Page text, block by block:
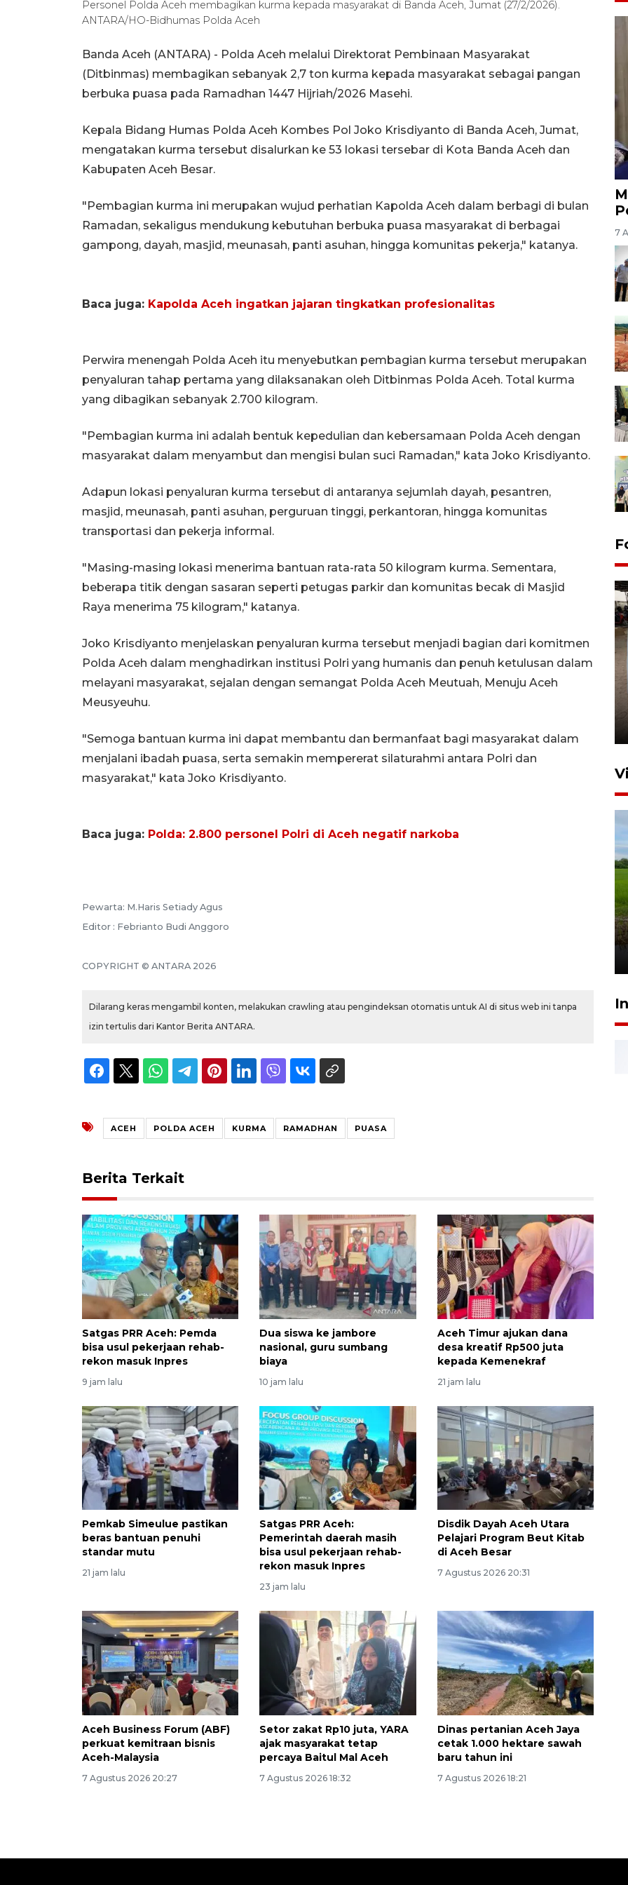
Personel Polda Aceh membagikan kurma kepada masyarakat di Banda Aceh, Jumat (27/2/2026).
ANTARA/HO-Bidhumas Polda Aceh
Banda Aceh (ANTARA) - Polda Aceh melalui Direktorat Pembinaan Masyarakat
(Ditbinmas) membagikan sebanyak 2,7 ton kurma kepada masyarakat sebagai pangan
berbuka puasa pada Ramadhan 1447 Hijriah/2026 Masehi.
Kepala Bidang Humas Polda Aceh Kombes Pol Joko Krisdiyanto di Banda Aceh, Jumat,
mengatakan kurma tersebut disalurkan ke 53 lokasi tersebar di Kota Banda Aceh dan
Kabupaten Aceh Besar.
"Pembagian kurma ini merupakan wujud perhatian Kapolda Aceh dalam berbagi di bulan
Ramadan, sekaligus mendukung kebutuhan berbuka puasa masyarakat di berbagai
gampong, dayah, masjid, meunasah, panti asuhan, hingga komunitas pekerja," katanya.
Baca juga: Kapolda Aceh ingatkan jajaran tingkatkan profesionalitas
Perwira menengah Polda Aceh itu menyebutkan pembagian kurma tersebut merupakan
penyaluran tahap pertama yang dilaksanakan oleh Ditbinmas Polda Aceh. Total kurma
yang dibagikan sebanyak 2.700 kilogram.
"Pembagian kurma ini adalah bentuk kepedulian dan kebersamaan Polda Aceh dengan
masyarakat dalam menyambut dan mengisi bulan suci Ramadan," kata Joko Krisdiyanto.
Adapun lokasi penyaluran kurma tersebut di antaranya sejumlah dayah, pesantren,
masjid, meunasah, panti asuhan, perguruan tinggi, perkantoran, hingga komunitas
transportasi dan pekerja informal.
"Masing-masing lokasi menerima bantuan rata-rata 50 kilogram kurma. Sementara,
beberapa titik dengan sasaran seperti petugas parkir dan komunitas becak di Masjid
Raya menerima 75 kilogram," katanya.
Joko Krisdiyanto menjelaskan penyaluran kurma tersebut menjadi bagian dari komitmen
Polda Aceh dalam menghadirkan institusi Polri yang humanis dan penuh ketulusan dalam
melayani masyarakat, sejalan dengan semangat Polda Aceh Meutuah, Menuju Aceh
Meusyeuhu.
"Semoga bantuan kurma ini dapat membantu dan bermanfaat bagi masyarakat dalam
menjalani ibadah puasa, serta semakin mempererat silaturahmi antara Polri dan
masyarakat," kata Joko Krisdiyanto.
Baca juga: Polda: 2.800 personel Polri di Aceh negatif narkoba
Pewarta: M.Haris Setiady Agus
Editor : Febrianto Budi Anggoro
COPYRIGHT © ANTARA 2026
Dilarang keras mengambil konten, melakukan crawling atau pengindeksan otomatis untuk AI di situs web ini tanpa
izin tertulis dari Kantor Berita ANTARA.
ACEH POLDA ACEH KURMA RAMADHAN PUASA
Berita Terkait
Satgas PRR Aceh: Pemda
bisa usul pekerjaan rehab-
rekon masuk Inpres
9 jam lalu
Dua siswa ke jambore
nasional, guru sumbang
biaya
10 jam lalu
Aceh Timur ajukan dana
desa kreatif Rp500 juta
kepada Kemenekraf
21 jam lalu
Pemkab Simeulue pastikan
beras bantuan penuhi
standar mutu
21 jam lalu
Satgas PRR Aceh:
Pemerintah daerah masih
bisa usul pekerjaan rehab-
rekon masuk Inpres
23 jam lalu
Disdik Dayah Aceh Utara
Pelajari Program Beut Kitab
di Aceh Besar
7 Agustus 2026 20:31
Aceh Business Forum (ABF)
perkuat kemitraan bisnis
Aceh-Malaysia
7 Agustus 2026 20:27
Setor zakat Rp10 juta, YARA
ajak masyarakat tetap
percaya Baitul Mal Aceh
7 Agustus 2026 18:32
Dinas pertanian Aceh Jaya
cetak 1.000 hektare sawah
baru tahun ini
7 Agustus 2026 18:21
7
FOTO - Arus libur Panjang ke
160 ribu sambungan baru
jaringan gas 2026
2026-08-07 18:00:00